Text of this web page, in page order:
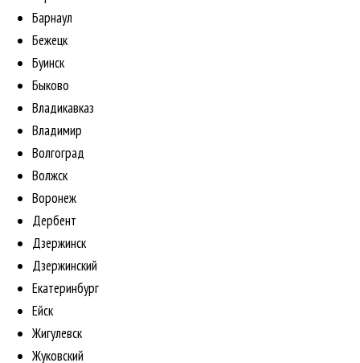
Барнаул
Бежецк
Буинск
Быково
Владикавказ
Владимир
Волгоград
Волжск
Воронеж
Дербент
Дзержинск
Дзержинский
Екатеринбург
Ейск
Жигулевск
Жуковский